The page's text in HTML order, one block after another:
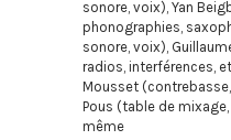
sonore, voix), Yan
phonographies,
sonore, voix),
radios, interférences,
Mousset
Pous (table de mixage,
même